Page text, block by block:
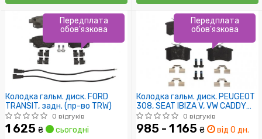
Колодка гальм. диск. FORD
TRANSIT, задн. (пр-во TRW)
0 відгуків
1 625 ₴ сьогодні
Передплата
обов'язкова
Колодка гальм. диск. PEUGEOT
308, SEAT IBIZA V, VW CADDY
задн. (пр-во TRW)
0 відгуків
985 - 1 165 ₴ від 0 дн.
Передплата
обов'язкова